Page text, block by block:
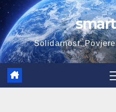
Skip
to
content
Solidarnost.